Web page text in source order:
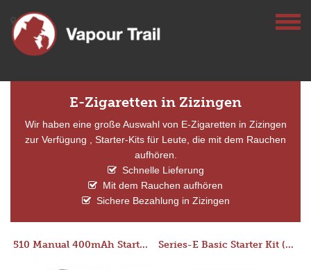
E-Zigaretten in Zizingen
Wir haben eine große Auswahl von E-Zigaretten in Zizingen
zur Verfügung , Starter-Kits für Leute, die mit dem Rauchen
aufhören.
Schnelle Lieferung
Mit dem Rauchen aufhören
Sichere Bezahlung in Zizingen
510 Manual 400mAh Starter Kit Series-E Basic Starter Kit (No Tank)